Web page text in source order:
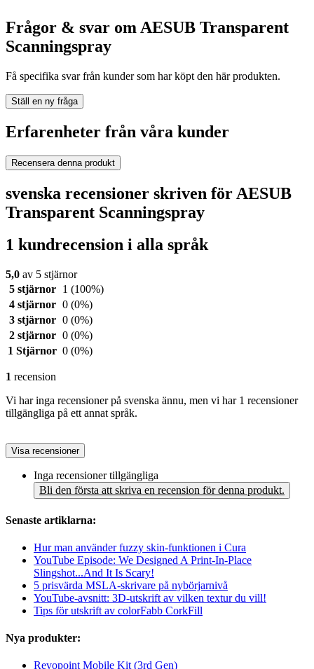
Frågor & svar om AESUB Transparent
Scanningspray
Få specifika svar från kunder som har köpt den här produkten.
Ställ en ny fråga
Erfarenheter från våra kunder
Recensera denna produkt
svenska recensioner skriven för AESUB
Transparent Scanningspray
1 kundrecension i alla språk
5,0 av 5 stjärnor
5 stjärnor
1 (100%)
4 stjärnor 0 (0%)
3 stjärnor 0 (0%)
2 stjärnor 0 (0%)
1 Stjärnor 0 (0%)
1 recension
Vi har inga recensioner på svenska ännu, men vi har 1 recensioner
tillgängliga på ett annat språk.
Visa recensioner
Inga recensioner tillgängliga
Bli den första att skriva en recension för denna produkt.
Senaste artiklarna:
Hur man använder fuzzy skin-funktionen i Cura
YouTube Episode: We Designed A Print-In-Place
Slingshot...And It Is Scary!
5 prisvärda MSLA-skrivare på nybörjarnivå
YouTube-avsnitt: 3D-utskrift av vilken textur du vill!
Tips för utskrift av colorFabb CorkFill
Nya produkter:
Revopoint Mobile Kit (3rd Gen)